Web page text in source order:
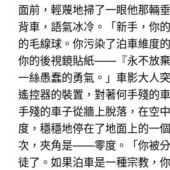
面前，輕蔑地掃了一眼他那輛
背車，語氣冰冷。「新手，你
的毛線球。你污染了泊車維度
你的後視鏡貼紙——『永不放
一絲愚蠢的勇氣。」車影大人
遙控器的裝置，對著何手殘的
手殘的車子從牆上脫落，在空
度，穩穩地停在了地面上的一
次，夾角是——零度。「你被
徒了。如果泊車是一種宗教，